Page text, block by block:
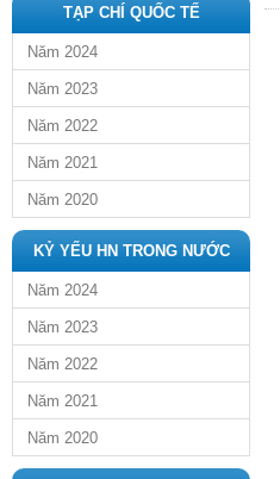
TẠP CHÍ QUỐC TẾ
Năm 2024
Năm 2023
Năm 2022
Năm 2021
Năm 2020
KỶ YẾU HN TRONG NƯỚC
Năm 2024
Năm 2023
Năm 2022
Năm 2021
Năm 2020